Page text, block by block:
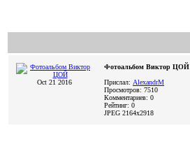
Oct 21 2016
Фотоальбом Виктор ЦОЙ
Прислал: AlexandrM
Просмотров: 7510
Комментариев: 0
Рейтинг: 0
JPEG 2164x2918